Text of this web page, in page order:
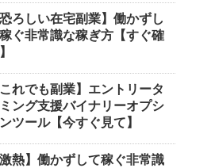
恐ろしい在宅副業】働かずし
ぐ非常識な稼ぎ方【すぐ確
これでも副業】エントリータ
ング支援バイナリーオプシ
ツール【今すぐ見て】
激熱】働かずして稼ぐ非常識